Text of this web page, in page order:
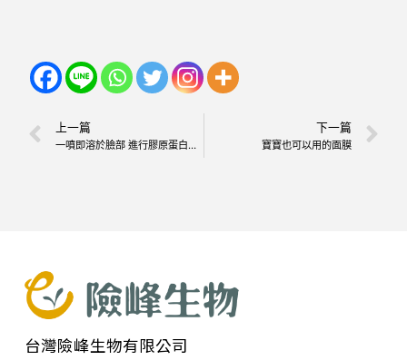
上一篇
一噴即溶於臉部 進行膠原蛋白的補充
下一篇
寶寶也可以用的面膜
台灣險峰生物有限公司